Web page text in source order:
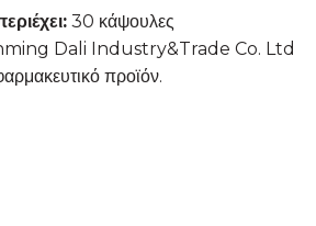
30 κάψουλες
Dali Industry&Trade Co. Ltd
προϊόν.